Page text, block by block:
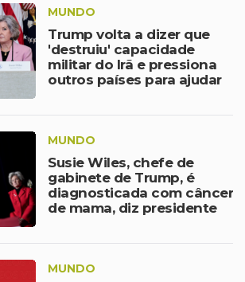
MUNDO
Trump volta a dizer que
'destruiu' capacidade
militar do Irã e pressiona
outros países para ajudar
MUNDO
Susie Wiles, chefe de
gabinete de Trump, é
diagnosticada com câncer
de mama, diz presidente
MUNDO